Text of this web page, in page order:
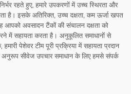
रहते हुए, हमारे उपकरणों में उच्च स्थिरता और
है। इसके अतिरिक्त, उच्च दक्षता, कम ऊर्जा खपत
अवसादन टैंकों की संचालन दक्षता को
सहायता करता है। अनुकूलित समाधानों से
पेशेवर टीम पूरी प्रक्रिया में सहायता प्रदान
सीवेज उपचार समाधान के लिए हमसे संपर्क